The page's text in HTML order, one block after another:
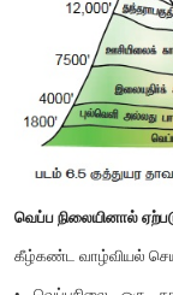
1. எபிலிம்னியான் :